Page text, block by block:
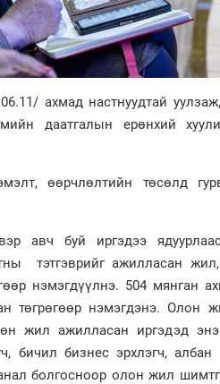
ахмад настнуудтай уулзаж,
даатгалын ерөнхий
өөрчлөлтийн төсөлд
авч буй иргэдээ
тэтгэврийг ажилласан жил,
нэмэгдүүлнэ. 504 мянган
төгрөгөөр нэмэгдэнэ. Олон
жил ажилласан иргэдэд
бичил бизнес эрхлэгч, албан
болгосноор олон жил